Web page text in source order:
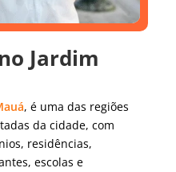
Jardim
, é uma das regiões
da cidade, com
residências,
escolas e